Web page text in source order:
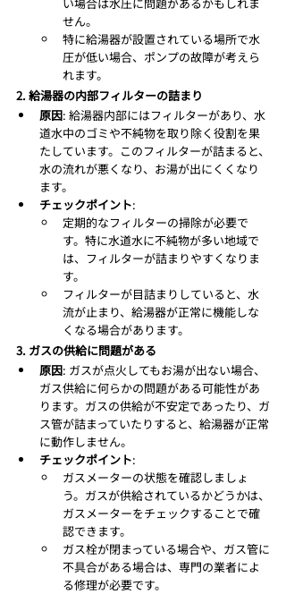
せん。
特に給湯器が設置されている場所で水
圧が低い場合、ポンプの故障が考えら
れます。
2. 給湯器の内部フィルターの詰まり
原因: 給湯器内部にはフィルターがあり、水
道水中のゴミや不純物を取り除く役割を果
たしています。このフィルターが詰まると、
水の流れが悪くなり、お湯が出にくくなり
ます。
チェックポイント:
定期的なフィルターの掃除が必要で
す。特に水道水に不純物が多い地域で
は、フィルターが詰まりやすくなりま
す。
フィルターが目詰まりしていると、水
流が止まり、給湯器が正常に機能しな
くなる場合があります。
3. ガスの供給に問題がある
原因: ガスが点火してもお湯が出ない場合、
ガス供給に何らかの問題がある可能性があ
ります。ガスの供給が不安定であったり、ガ
ス管が詰まっていたりすると、給湯器が正常
に動作しません。
チェックポイント:
ガスメーターの状態を確認しましょ
う。ガスが供給されているかどうかは、
ガスメーターをチェックすることで確
認できます。
ガス栓が閉まっている場合や、ガス管に
不具合がある場合は、専門の業者によ
る修理が必要です。